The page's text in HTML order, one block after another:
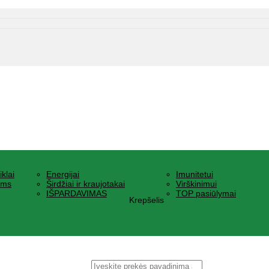
Krepšelis
Ieškoti:
Energijai Imunitetui
Širdžiai ir kraujotakai Virškinimui
IŠPARDAVIMAS TOP pasiūlymai